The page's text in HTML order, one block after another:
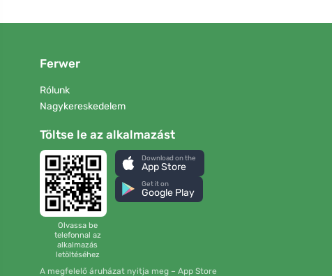
Ferwer
Rólunk
Nagykereskedelem
Töltse le az alkalmazást
Olvassa be
telefonnal az
alkalmazás
letöltéséhez
Download on the
App Store
Get it on
Google Play
A megfelelő áruházat nyitja meg – App Store